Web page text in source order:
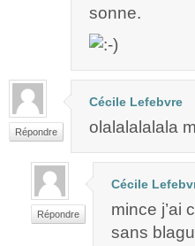
sonne.
Répondre
Cécile Lefebvre
olalalalalala
Répondre
Cécile
mince j’ai
sans